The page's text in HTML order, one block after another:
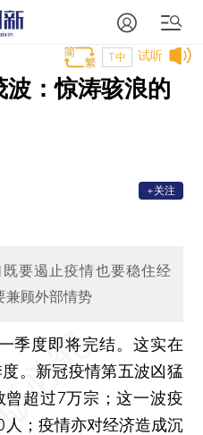
试听
T中
：惊涛骇浪的
+关注
要遏止疫情也要稳住经
兼顾外部情势
度即将完结。这实在
。新冠疫情第五波凶猛
超过7万宗；这一波疫
；疫情亦对经济造成沉